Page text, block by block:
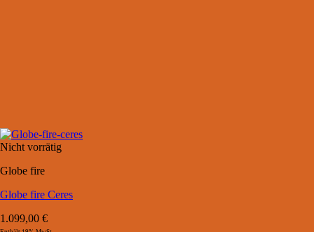
Nicht vorrätig
Globe fire
Globe fire Ceres
1.099,00 €